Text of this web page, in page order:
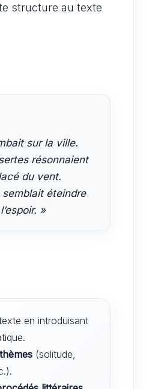
structure au texte
sur la ville.
résonnaient
du vent.
semblait éteindre
»
en introduisant
thèmes (solitude,